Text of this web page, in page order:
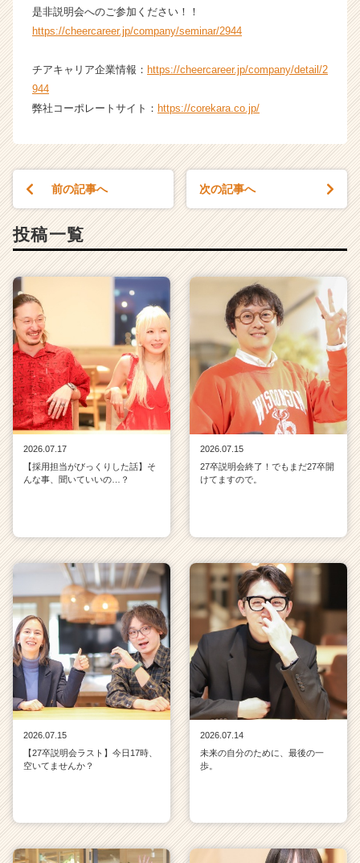
是非説明会へのご参加ください！！
https://cheercareer.jp/company/seminar/2944
チアキャリア企業情報： https://cheercareer.jp/company/detail/2
944
弊社コーポレートサイト： https://corekara.co.jp/
前の記事へ 次の記事へ
投稿一覧
2026.07.17
【採用担当がびっくりした話】そ
んな事、聞いていいの…？
2026.07.15
27卒説明会終了！でもまだ27卒開
けてますので。
2026.07.15
【27卒説明会ラスト】今日17時、
空いてませんか？
2026.07.14
未来の自分のために、最後の一
歩。